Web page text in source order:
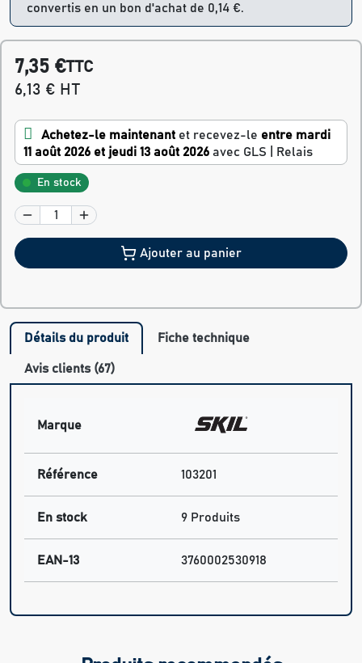
convertis en un bon d'achat de 0,14 €.
7,35 €TTC
6,13 € HT
Achetez-le maintenant et recevez-le entre mardi
11 août 2026 et jeudi 13 août 2026 avec GLS | Relais
En stock
Ajouter au panier
Détails du produit Fiche technique
Avis clients (67)
Marque
Référence 103201
En stock 9 Produits
EAN-13 3760002530918